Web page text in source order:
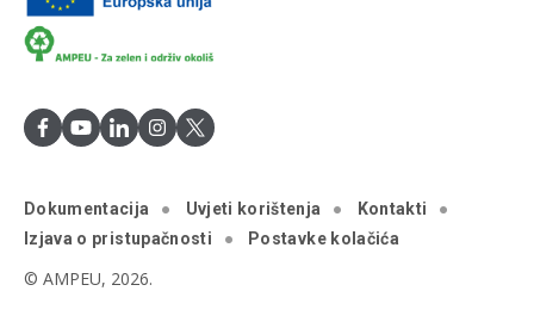
Dokumentacija Uvjeti korištenja
Kontakti
Izjava o pristupačnosti
Postavke kolačića
© AMPEU, 2026.